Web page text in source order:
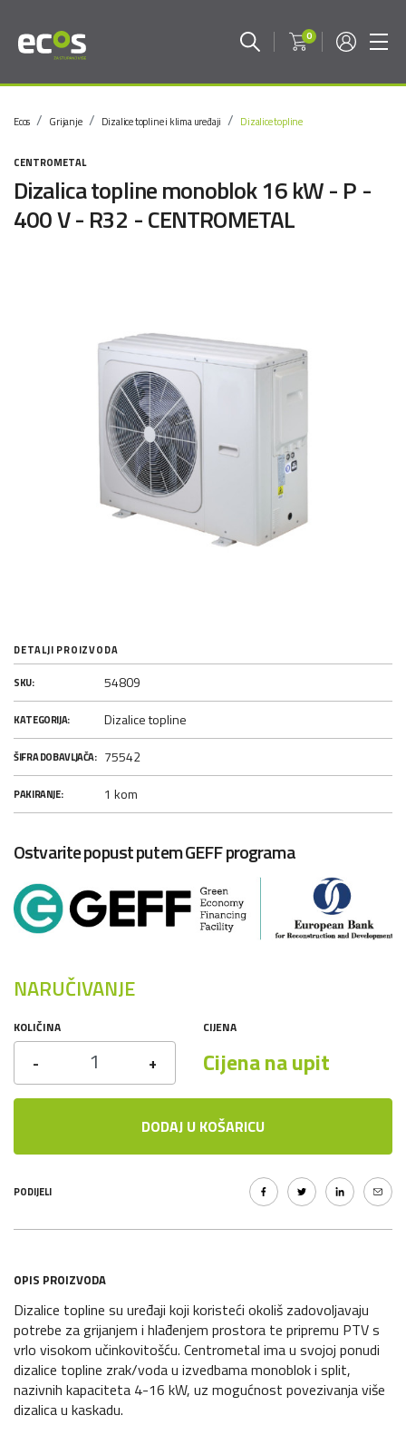
0
Ecos Grijanje Dizalice topline i klima uređaji Dizalice topline
CENTROMETAL
Dizalica topline monoblok 16 kW - P -
400 V - R32 - CENTROMETAL
DETALJI PROIZVODA
SKU: 54809
KATEGORIJA: Dizalice topline
ŠIFRA DOBAVLJAČA: 75542
PAKIRANJE: 1 kom
Ostvarite popust putem GEFF programa
NARUČIVANJE
KOLIČINA
- +
CIJENA
Cijena na upit
DODAJ U KOŠARICU
PODIJELI
OPIS PROIZVODA
Dizalice topline su uređaji koji koristeći okoliš zadovoljavaju
potrebe za grijanjem i hlađenjem prostora te pripremu PTV s
vrlo visokom učinkovitošću. Centrometal ima u svojoj ponudi
dizalice topline zrak/voda u izvedbama monoblok i split,
nazivnih kapaciteta 4-16 kW, uz mogućnost povezivanja više
dizalica u kaskadu.